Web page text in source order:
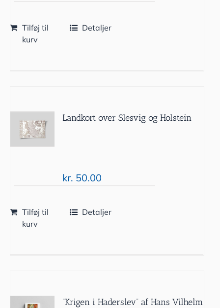
Tilføj til
kurv
Detaljer
Landkort over Slesvig og Holstein
kr. 50.00
Tilføj til
kurv
Detaljer
“Krigen i Haderslev” af Hans Vilhelm